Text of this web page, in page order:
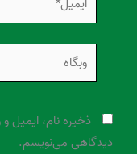
وبگاه
ذخیره نام، ایمیل
دیدگاهی می‌نویسم.